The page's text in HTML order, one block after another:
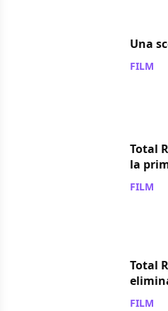
Una
FILM
Total
la
FILM
Total
FILM